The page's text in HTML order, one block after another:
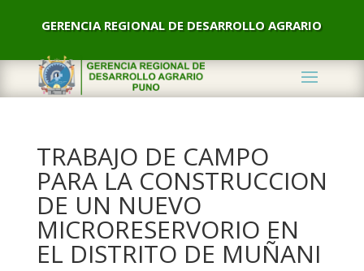
GERENCIA REGIONAL DE DESARROLLO AGRARIO
TRABAJO DE CAMPO
PARA LA CONSTRUCCION
DE UN NUEVO
MICRORESERVORIO EN
EL DISTRITO DE MUÑANI